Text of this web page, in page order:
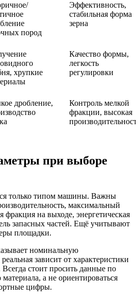
пород
Эффективность,
стабильная форма
зерна
хрупкие
Качество формы,
легкость
регулировки
дробление,
Контроль мелкой
фракции, высокая
производительность
при выборе
только типом машины. Важны
максимальный
фракция на выходе, энергетическая
запасных частей. Ещё учитывают
площадки.
номинальную
зависит от характеристики
стоит просить данные по
а не ориентироваться
цифры.